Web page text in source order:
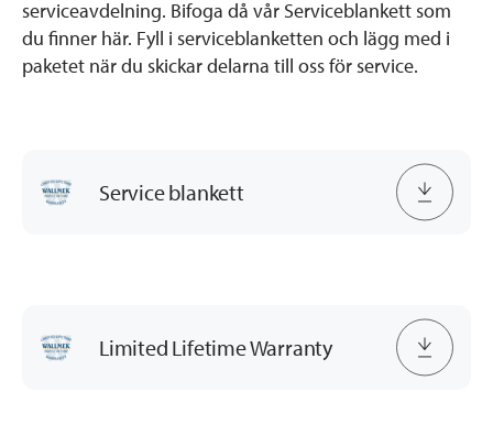
serviceavdelning. Bifoga då vår Serviceblankett som
du finner här. Fyll i serviceblanketten och lägg med i
paketet när du skickar delarna till oss för service.
Service blankett
Limited Lifetime Warranty